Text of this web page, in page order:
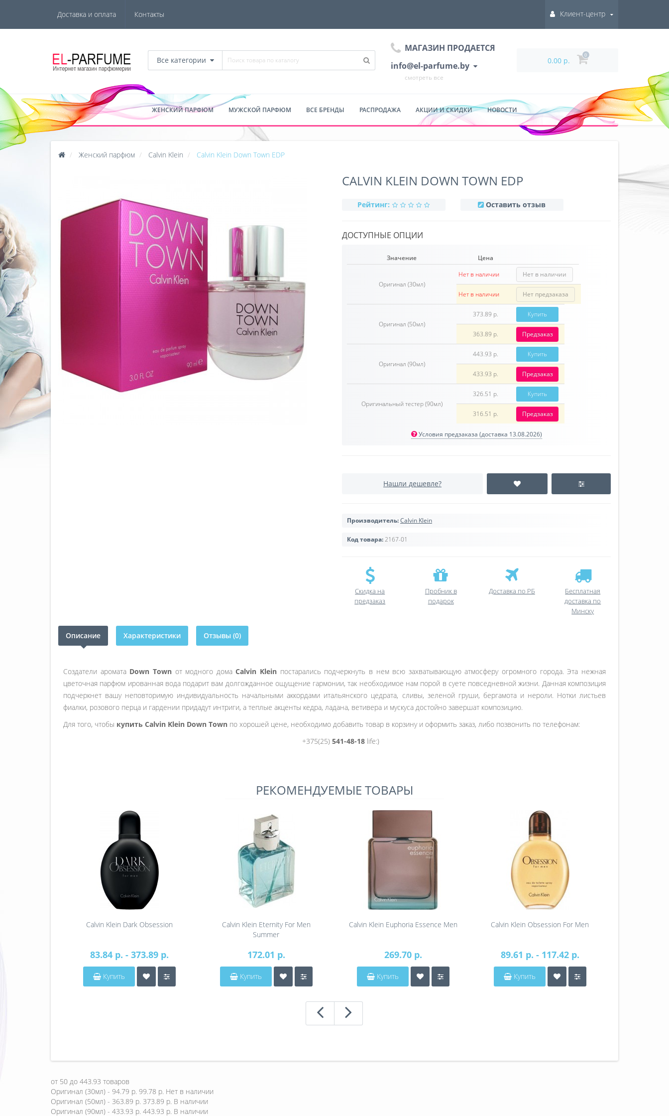
Доставка и оплата Контакты Клиент-центр
Все категории
МАГАЗИН ПРОДАЕТСЯ
info@el-parfume.by
смотреть все
0.00 р.
0
ЖЕНСКИЙ ПАРФЮМ МУЖСКОЙ ПАРФЮМ ВСЕ БРЕНДЫ РАСПРОДАЖА АКЦИИ И СКИДКИ НОВОСТИ
Женский парфюм Calvin Klein Calvin Klein Down Town EDP
CALVIN KLEIN DOWN TOWN EDP
Рейтинг: Оставить отзыв
ДОСТУПНЫЕ ОПЦИИ
Значение Цена
Оригинал (30мл)
Нет в наличии Нет в наличии
Нет в наличии Нет предзаказа
Оригинал (50мл)
373.89 р. Купить
363.89 р. Предзаказ
Оригинал (90мл)
443.93 р. Купить
433.93 р. Предзаказ
Оригинальный тестер (90мл)
326.51 р. Купить
316.51 р. Предзаказ
Условия предзаказа (доставка 13.08.2026)
Нашли дешевле?
Производитель:Calvin Klein
Код товара:2167-01
Скидка на
предзаказ
Пробник в
подарок
Доставка по РБ
Бесплатная
доставка по
Минску
Описание Характеристики Отзывы (0)
Создатели аромата Down Townот модного домаCalvin Klein постарались подчеркнуть в нем всю захватывающую атмосферу огромного города. Эта нежная
цветочная парфюм ированная вода подарит вам долгожданное ощущение гармонии, так необходимое нам порой в суете повседневной жизни. Данная композиция
подчеркнет вашу неповторимую индивидуальность начальными аккордами итальянского цедрата, сливы, зеленой груши, бергамота и нероли. Нотки листьев
фиалки, розового перца и гардении придадут интриги, а теплые акценты кедра, ладана, ветивера и мускуса достойно завершат композицию.
Для того, чтобы купить Calvin Klein Down Town по хорошей цене, необходимо добавить товар в корзину и оформить заказ, либо позвонить по телефонам:
+375(25) 541-48-18 life:)
РЕКОМЕНДУЕМЫЕ ТОВАРЫ
Calvin Klein Dark Obsession
83.84 р. - 373.89 р.
Купить
Calvin Klein Eternity For Men
Summer
172.01 р.
Купить
Calvin Klein Euphoria Essence Men
269.70 р.
Купить
Calvin Klein Obsession For Men
89.61 р. - 117.42 р.
Купить
от 50 до 443.93 товаров
Оригинал (30мл) - 94.79 р. 99.78 р. Нет в наличии
Оригинал (50мл) - 363.89 р. 373.89 р. В наличии
Оригинал (90мл) - 433.93 р. 443.93 р. В наличии